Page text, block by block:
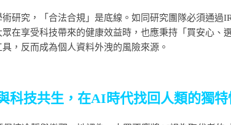
研究，「合法合規」是底線。如同研究團隊必須通過
在享受科技帶來的健康效益時，也應秉持「買安心、
，反而成為個人資料外洩的風險來源。
技共生，在AI時代找回人類的獨特